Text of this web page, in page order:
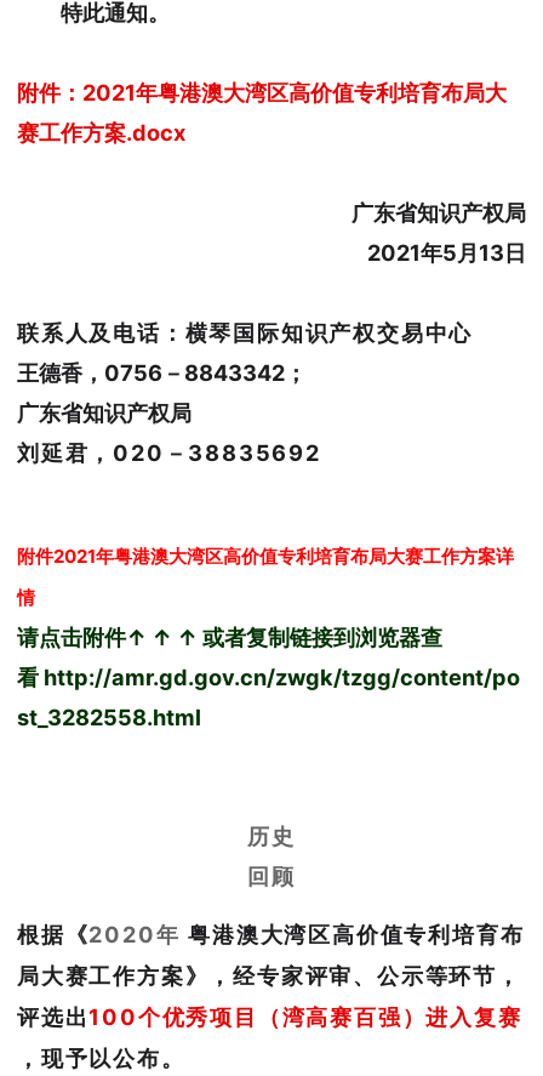
特此通知。
附件： 2021年粤港澳大湾区高价值专利培育布局大
赛工作方案.docx
广东省知识产权局
2021年5月13日
联系人及电话： 横琴国际知识产权交易中心
王德香，0756－8843342；
广东省知识产权局
刘延君，020－38835692
附件2021年粤港澳大湾区高价值专利培育布局大赛工作方案详
情
请点击附件↑ ↑ ↑ 或者复制链接到浏览器查
看 http://amr.gd.gov.cn/zwgk/tzgg/content/po
st_3282558.html
历史
回顾
根据《2020年 粤港澳大湾区高价值专利培育布
局大赛工作方案》，经专家评审、公示等环节，
评选出100个优秀项目（湾高赛百强）进入复赛
，现予以公布。